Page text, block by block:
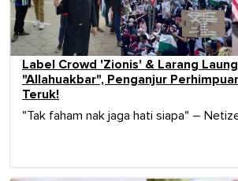
Label Crowd 'Zionis' & Larang
"Allahuakbar", Penganjur
Teruk!
"Tak faham nak jaga hati siapa" –